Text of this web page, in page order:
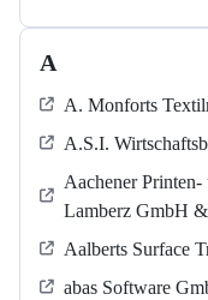
A
A. Monforts
A.S.I.
Aachener
Lamberz GmbH
Aalberts Surface
abas Software